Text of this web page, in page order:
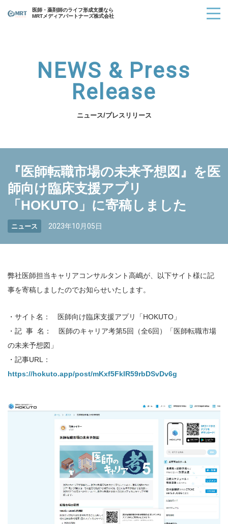
医師・薬剤師のライフ形成支援なら
MRTメディアパートナーズ株式会社
NEWS & Press
Release
ニュース/プレスリリース
『医師転職市場の未来予想図』を医
師向け臨床支援アプリ
「HOKUTO」に寄稿しました
ニュース 2023年10月05日
弊社医師担当キャリアコンサルタント高嶋が、以下サイト様に記
事を寄稿しましたのでお知らせいたします。
・サイト名： 医師向け臨床支援アプリ「HOKUTO」
・記 事 名： 医師のキャリア考第5回（全6回）「医師転職市場
の未来予想図」
・記事URL：
https://hokuto.app/post/mKxf5FkIR59rbDSvDv6g